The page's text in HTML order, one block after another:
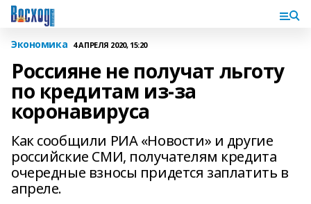
Экономика 4 АПРЕЛЯ 2020, 15:20
Россияне не получат льготу
по кредитам из-за
коронавируса
Как сообщили РИА «Новости» и другие
российские СМИ, получателям кредита
очередные взносы придется заплатить в
апреле.